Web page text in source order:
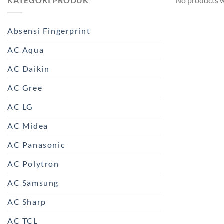
Absensi Fingerprint
AC Aqua
AC Daikin
AC Gree
AC LG
AC Midea
AC Panasonic
AC Polytron
AC Samsung
AC Sharp
AC TCL